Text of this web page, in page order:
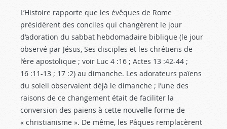
L’Histoire rapporte que les évêques de Rome
présidèrent des conciles qui changèrent le jour
d’adoration du sabbat hebdomadaire biblique (le jour
observé par Jésus, Ses disciples et les chrétiens de
l’ère apostolique ; voir Luc 4 :16 ; Actes 13 :42-44 ;
16 :11-13 ; 17 :2) au dimanche. Les adorateurs païens
du soleil observaient déjà le dimanche ; l’une des
raisons de ce changement était de faciliter la
conversion des païens à cette nouvelle forme de
« christianisme ». De même, les Pâques remplacèrent